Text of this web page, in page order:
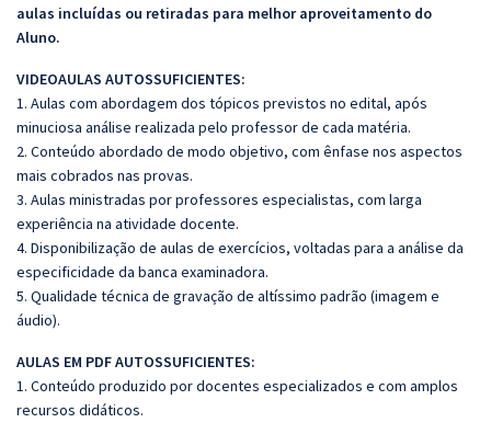
aulas incluídas ou retiradas para melhor aproveitamento do
Aluno.
VIDEOAULAS AUTOSSUFICIENTES:
1. Aulas com abordagem dos tópicos previstos no edital, após
minuciosa análise realizada pelo professor de cada matéria.
2. Conteúdo abordado de modo objetivo, com ênfase nos aspectos
mais cobrados nas provas.
3. Aulas ministradas por professores especialistas, com larga
experiência na atividade docente.
4. Disponibilização de aulas de exercícios, voltadas para a análise da
especificidade da banca examinadora.
5. Qualidade técnica de gravação de altíssimo padrão (imagem e
áudio).
AULAS EM PDF AUTOSSUFICIENTES:
1. Conteúdo produzido por docentes especializados e com amplos
recursos didáticos.